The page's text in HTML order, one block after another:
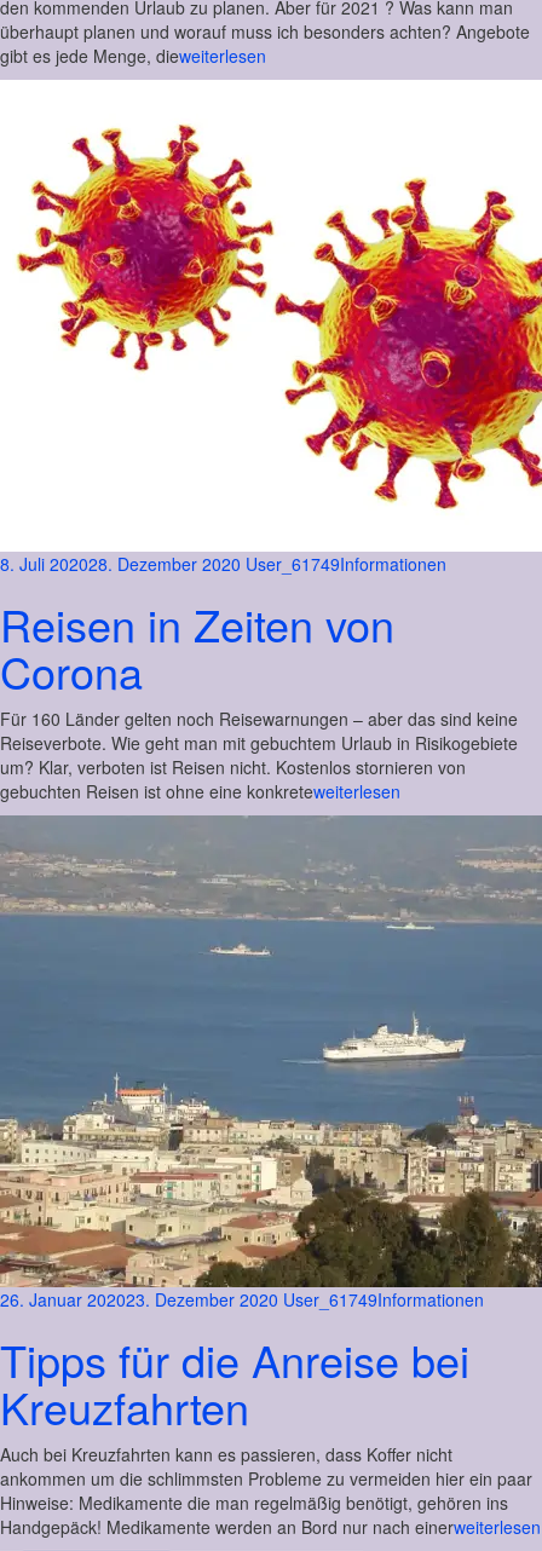
den kommenden Urlaub zu planen. Aber für 2021 ? Was kann man
überhaupt planen und worauf muss ich besonders achten? Angebote
gibt es jede Menge, dieweiterlesen
8. Juli 202028. Dezember 2020 User_61749Informationen
Reisen in Zeiten von
Corona
Für 160 Länder gelten noch Reisewarnungen – aber das sind keine
Reiseverbote. Wie geht man mit gebuchtem Urlaub in Risikogebiete
um? Klar, verboten ist Reisen nicht. Kostenlos stornieren von
gebuchten Reisen ist ohne eine konkreteweiterlesen
26. Januar 202023. Dezember 2020 User_61749Informationen
Tipps für die Anreise bei
Kreuzfahrten
Auch bei Kreuzfahrten kann es passieren, dass Koffer nicht
ankommen um die schlimmsten Probleme zu vermeiden hier ein paar
Hinweise: Medikamente die man regelmäßig benötigt, gehören ins
Handgepäck! Medikamente werden an Bord nur nach einerweiterlesen